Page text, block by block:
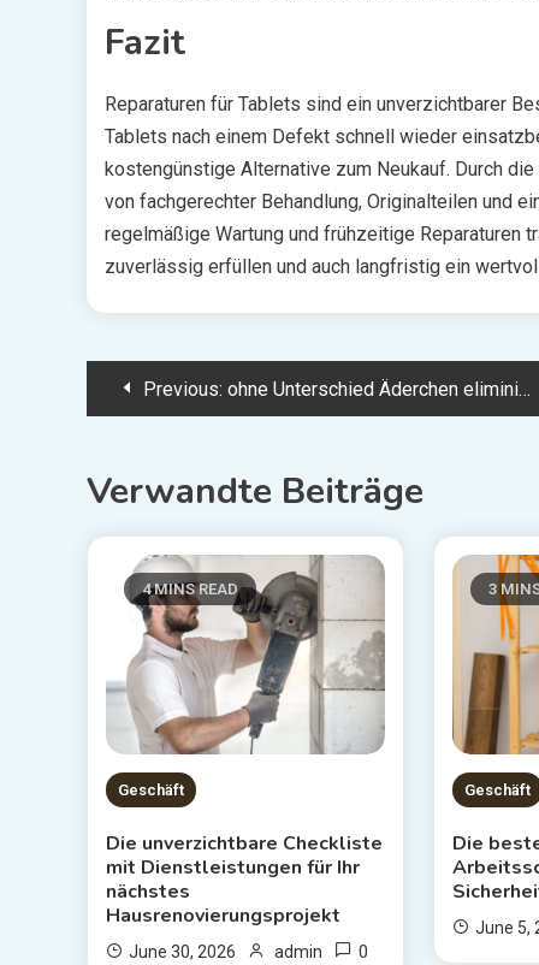
Fazit
Reparaturen für Tablets sind ein unverzichtbarer
Tablets nach einem Defekt schnell wieder
kostengünstige Alternative zum Neukauf. Durch
von fachgerechter Behandlung, Originalteilen und
regelmäßige Wartung und frühzeitige Reparaturen
zuverlässig erfüllen und auch langfristig ein
PostPrevious: ohne Unterschied Äderchen eliminieren Ihr Hautbild abwandeln Kann
Verwandte Beiträge
4 MINS READ
Geschäft
Die unverzichtbare Checkliste
mit Dienstleistungen für Ihr
nächstes
Hausrenovierungsprojekt
June 30, 2026 admin 0
3
Geschäft
Die
June 5,